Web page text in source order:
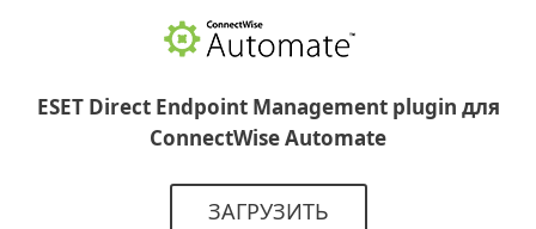
ESET Direct Endpoint Management plugin для
ConnectWise Automate
ЗАГРУЗИТЬ